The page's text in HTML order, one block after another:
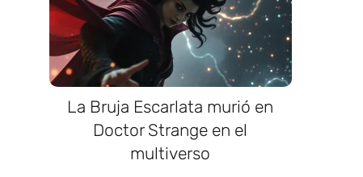
La Bruja Escarlata murió en
Doctor Strange en el
multiverso